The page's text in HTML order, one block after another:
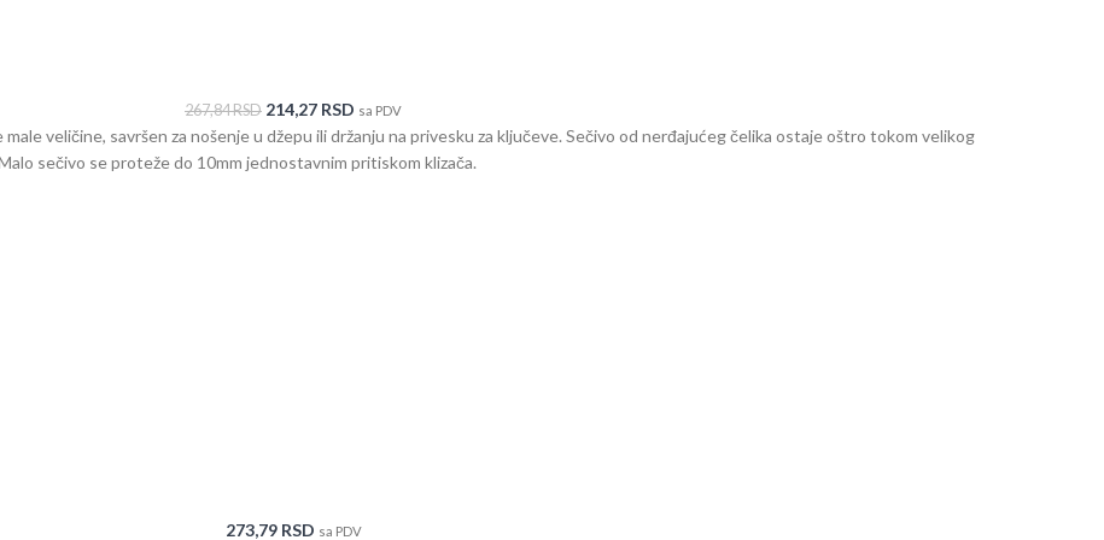
267,84RSD 214,27 RSD sa PDV
veličine, savršen za nošenje u džepu ili držanju na privesku za ključeve. Sečivo od nerđajućeg čelika ostaje oštro tokom velikog
sečivo se proteže do 10mm jednostavnim pritiskom klizača.
273,79 RSD sa PDV